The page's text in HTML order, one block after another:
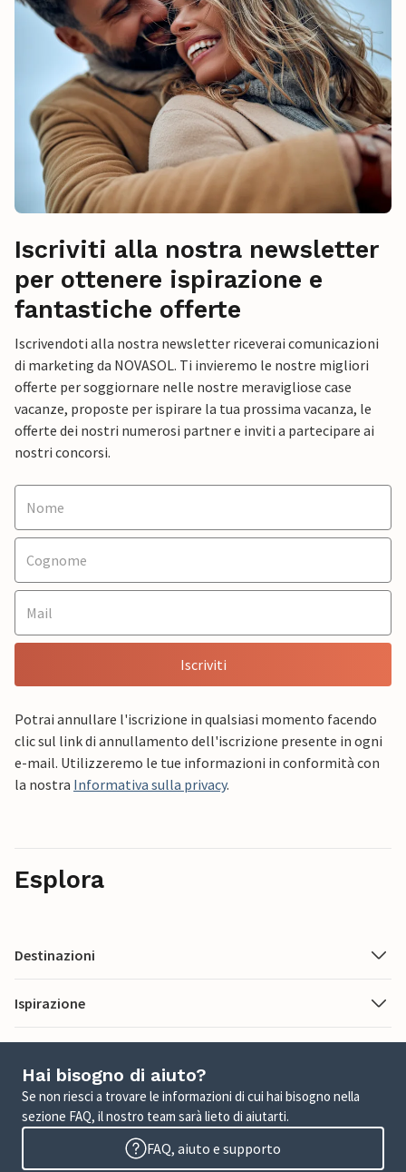
Iscriviti alla nostra newsletter
per ottenere ispirazione e
fantastiche offerte
Iscrivendoti alla nostra newsletter riceverai comunicazioni
di marketing da NOVASOL. Ti invieremo le nostre migliori
offerte per soggiornare nelle nostre meravigliose case
vacanze, proposte per ispirare la tua prossima vacanza, le
offerte dei nostri numerosi partner e inviti a partecipare ai
nostri concorsi.
Iscriviti
Potrai annullare l'iscrizione in qualsiasi momento facendo
clic sul link di annullamento dell'iscrizione presente in ogni
e-mail. Utilizzeremo le tue informazioni in conformità con
la nostra Informativa sulla privacy.
Esplora
Destinazioni
Ispirazione
Hai bisogno di aiuto?
Se non riesci a trovare le informazioni di cui hai bisogno nella
sezione FAQ, il nostro team sarà lieto di aiutarti.
FAQ, aiuto e supporto